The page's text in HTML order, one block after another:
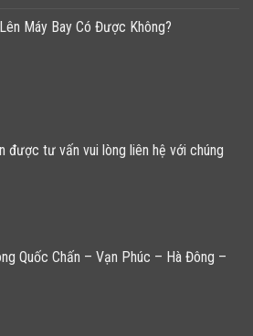
Máy Bay Có Được Không?
được tư vấn vui lòng liên hệ với chúng
Quốc Chấn – Vạn Phúc – Hà Đông –